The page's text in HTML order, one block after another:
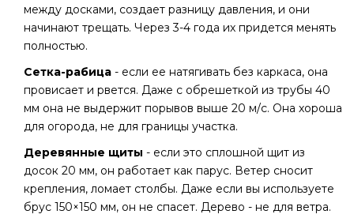
между досками, создает разницу давления, и они
начинают трещать. Через 3-4 года их придется менять
полностью.
Сетка-рабица - если ее натягивать без каркаса, она
провисает и рвется. Даже с обрешеткой из трубы 40
мм она не выдержит порывов выше 20 м/с. Она хороша
для огорода, не для границы участка.
Деревянные щиты - если это сплошной щит из
досок 20 мм, он работает как парус. Ветер сносит
крепления, ломает столбы. Даже если вы используете
брус 150×150 мм, он не спасет. Дерево - не для ветра.